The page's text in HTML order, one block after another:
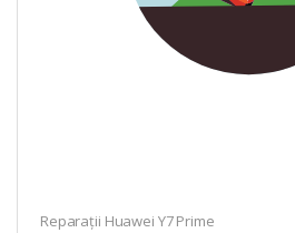
Reparații Huawei Y7 Prime